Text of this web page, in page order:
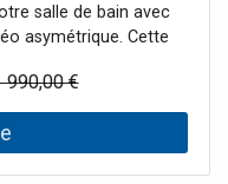
salle de bain avec
asymétrique. Cette
40 jets massants pour
et l' éclairage
illuminer votre salle
ses bienfaits
990,00 €